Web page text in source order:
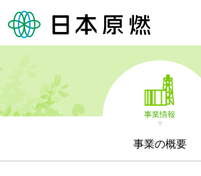
事業情報
事業の概要